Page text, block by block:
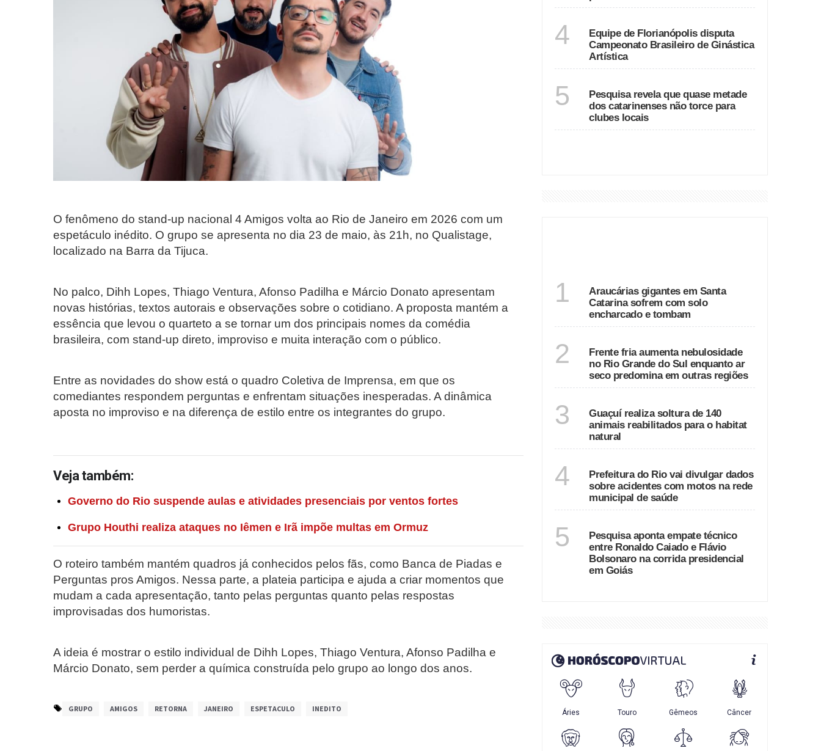
O fenômeno do stand-up nacional 4 Amigos volta ao Rio de Janeiro em 2026 com um
espetáculo inédito. O grupo se apresenta no dia 23 de maio, às 21h, no Qualistage,
localizado na Barra da Tijuca.
No palco, Dihh Lopes, Thiago Ventura, Afonso Padilha e Márcio Donato apresentam
novas histórias, textos autorais e observações sobre o cotidiano. A proposta mantém a
essência que levou o quarteto a se tornar um dos principais nomes da comédia
brasileira, com stand-up direto, improviso e muita interação com o público.
Entre as novidades do show está o quadro Coletiva de Imprensa, em que os
comediantes respondem perguntas e enfrentam situações inesperadas. A dinâmica
aposta no improviso e na diferença de estilo entre os integrantes do grupo.
Veja também:
Governo do Rio suspende aulas e atividades presenciais por ventos fortes
Grupo Houthi realiza ataques no Iêmen e Irã impõe multas em Ormuz
O roteiro também mantém quadros já conhecidos pelos fãs, como Banca de Piadas e
Perguntas pros Amigos. Nessa parte, a plateia participa e ajuda a criar momentos que
mudam a cada apresentação, tanto pelas perguntas quanto pelas respostas
improvisadas dos humoristas.
A ideia é mostrar o estilo individual de Dihh Lopes, Thiago Ventura, Afonso Padilha e
Márcio Donato, sem perder a química construída pelo grupo ao longo dos anos.
GRUPO AMIGOS RETORNA JANEIRO ESPETACULO INEDITO
4
Equipe de Florianópolis disputa
Campeonato Brasileiro de Ginástica
Artística
5
Pesquisa revela que quase metade
dos catarinenses não torce para
clubes locais
1
Araucárias gigantes em Santa
Catarina sofrem com solo
encharcado e tombam
2
Frente fria aumenta nebulosidade
no Rio Grande do Sul enquanto ar
seco predomina em outras regiões
3
Guaçuí realiza soltura de 140
animais reabilitados para o habitat
natural
4
Prefeitura do Rio vai divulgar dados
sobre acidentes com motos na rede
municipal de saúde
5
Pesquisa aponta empate técnico
entre Ronaldo Caiado e Flávio
Bolsonaro na corrida presidencial
em Goiás